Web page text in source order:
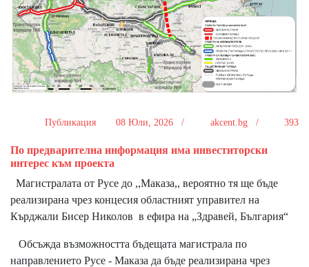
Публикация 08 Юли, 2026 / akcent.bg / 393
По предварителна информация има инвеститорски
интерес към проекта
Магистралата от Русе до ,,Маказа,, вероятно тя ще бъде
реализирана чрез концесия областният управител на
Кърджали Бисер Николов в ефира на „Здравей, България“
Обсъжда възможността бъдещата магистрала по
направлението Русе - Маказа да бъде реализирана чрез